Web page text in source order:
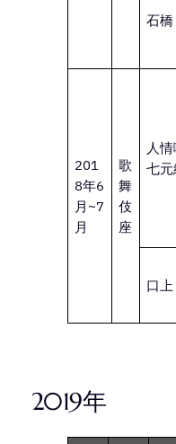
石橋
201
8年6
月~7
月
歌
舞
伎
座
人
七
口上
2019年